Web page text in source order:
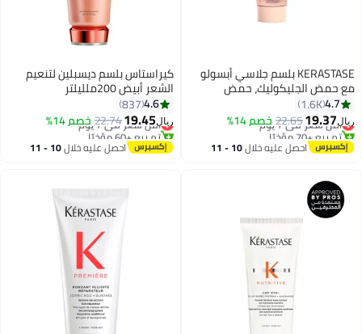
KERASTASE بلسم جلاسي أبسولو
مع حمض الجليكوليك، حمض
الهيالورونيك والورد البري في الزيت
250 مل
4.7
1.6K
ريال19.37
22.65خصم 14%
#8 في بلسم الشعر
أقل سعر في 7 يوم
تم بيع +70 مؤخرًا
#8 في بلسم الشعر احصل عليه خلال 10 - 11
كيراستاس بلسم ديسبلين لتنعيم
الشعر أبيض 200ملليلتر
4.6
837
ريال19.45
22.74خصم 14%
#11 في بلسم الشعر
أقل سعر في 7 يوم
تم بيع +60 مؤخرًا
#11 في بلسم الشعر احصل عليه خلال 10 - 11